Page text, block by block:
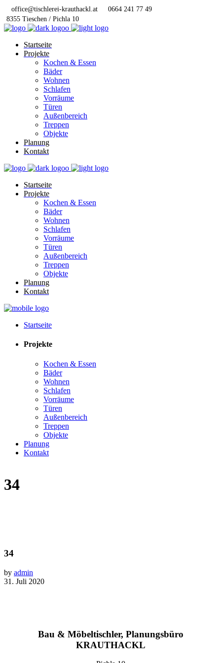
office@tischlerei-krauthackl.at
0664 241 77 49
8355 Tieschen / Pichla 10
Startseite
Projekte
Kochen & Essen
Bäder
Wohnen
Schlafen
Vorräume
Türen
Außenbereich
Treppen
Objekte
Planung
Kontakt
Startseite
Projekte
Kochen & Essen
Bäder
Wohnen
Schlafen
Vorräume
Türen
Außenbereich
Treppen
Objekte
Planung
Kontakt
Startseite
Projekte
Kochen & Essen
Bäder
Wohnen
Schlafen
Vorräume
Türen
Außenbereich
Treppen
Objekte
Planung
Kontakt
34
34
by admin
31. Juli 2020
Bau & Möbeltischler, Planungsbüro
KRAUTHACKL